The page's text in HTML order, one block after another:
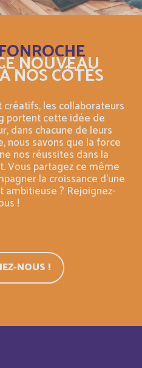
NOUVEAU
NOS CÔTÉS
les collaborateurs
portent cette idée de
dans chacune de leurs
nous savons que la force
nos réussites dans la
Vous partagez ce même
la croissance d'une
? Rejoignez-
!
NOUS !
Français
Anglais
Anglais
Anglais
Français
Français